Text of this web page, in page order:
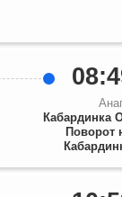
Кабардинка
Поворот